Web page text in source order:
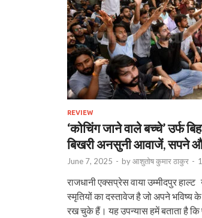
REVIEW
‘कोचिंग जाने वाले बच्‍चे’ उर्फ
बिखरी अनसुनी आवाजें, सपने
June 7, 2025 - byआशुतोष कुमार ठाकुर -
राजधानी एक्सप्रेस वाया उम्मीदपुर
स्मृतियों का दस्तावेज है जो अपने भविष्य के
रख चुके हैं। यह उपन्यास हमें बताता है कि